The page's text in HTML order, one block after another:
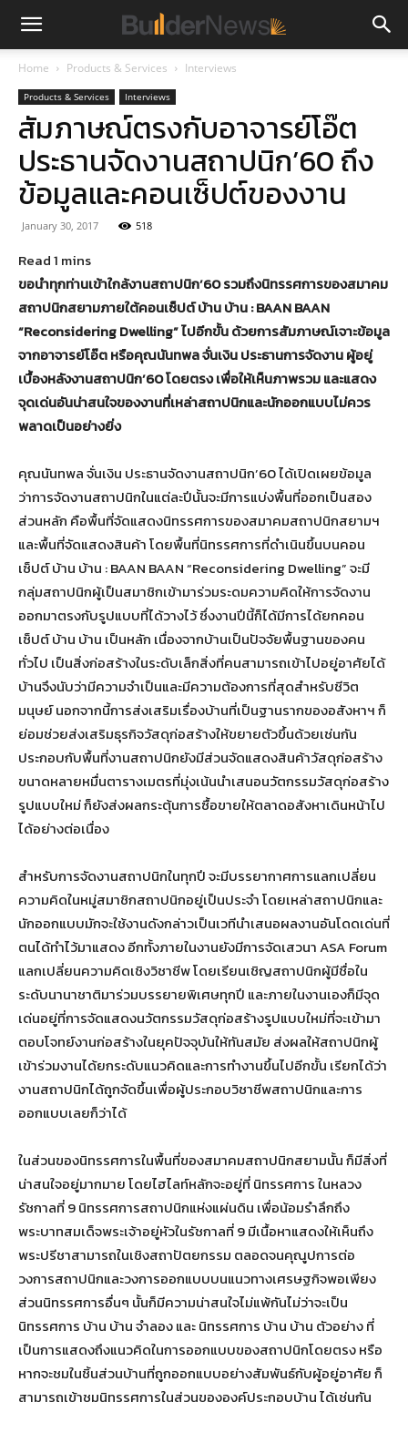
Home Products & Services Interviews
Products & Services Interviews
สัมภาษณ์ตรงกับอาจารย์โอ๊ต
ประธานจัดงานสถาปนิก’60 ถึง
ข้อมูลและคอนเซ็ปต์ของงาน
January 30, 2017 518
ขอนำทุกท่านเข้าใกล้งานสถาปนิก’60 รวมถึงนิทรรศการของสมาคม
สถาปนิกสยามภายใต้คอนเซ็ปต์ บ้าน บ้าน : BAAN BAAN
“Reconsidering Dwelling” ไปอีกขั้น ด้วยการสัมภาษณ์เจาะข้อมูล
จากอาจารย์โอ๊ต หรือคุณนันทพล จั่นเงิน ประธานการจัดงาน ผู้อยู่
เบื้องหลังงานสถาปนิก’60 โดยตรง เพื่อให้เห็นภาพรวม และแสดง
จุดเด่นอันน่าสนใจของงานที่เหล่าสถาปนิกและนักออกแบบไม่ควร
พลาดเป็นอย่างยิ่ง
คุณนันทพล จั่นเงิน ประธานจัดงานสถาปนิก’60 ได้เปิดเผยข้อมูล
ว่าการจัดงานสถาปนิกในแต่ละปีนั้นจะมีการแบ่งพื้นที่ออกเป็นสอง
ส่วนหลัก คือพื้นที่จัดแสดงนิทรรศการของสมาคมสถาปนิกสยามฯ
และพื้นที่จัดแสดงสินค้า โดยพื้นที่นิทรรศการที่ดำเนินขึ้นบนคอน
เซ็ปต์ บ้าน บ้าน : BAAN BAAN “Reconsidering Dwelling” จะมี
กลุ่มสถาปนิกผู้เป็นสมาชิกเข้ามาร่วมระดมความคิดให้การจัดงาน
ออกมาตรงกับรูปแบบที่ได้วางไว้ ซึ่งงานปีนี้ก็ได้มีการได้ยกคอน
เซ็ปต์ บ้าน บ้าน เป็นหลัก เนื่องจากบ้านเป็นปัจจัยพื้นฐานของคน
ทั่วไป เป็นสิ่งก่อสร้างในระดับเล็กสิ่งที่คนสามารถเข้าไปอยู่อาศัยได้
บ้านจึงนับว่ามีความจำเป็นและมีความต้องการที่สุดสำหรับชีวิต
มนุษย์ นอกจากนี้การส่งเสริมเรื่องบ้านที่เป็นฐานรากของอสังหาฯ ก็
ย่อมช่วยส่งเสริมธุรกิจวัสดุก่อสร้างให้ขยายตัวขึ้นด้วยเช่นกัน
ประกอบกับพื้นที่งานสถาปนิกยังมีส่วนจัดแสดงสินค้าวัสดุก่อสร้าง
ขนาดหลายหมื่นตารางเมตรที่มุ่งเน้นนำเสนอนวัตกรรมวัสดุก่อสร้าง
รูปแบบใหม่ ก็ยังส่งผลกระตุ้นการซื้อขายให้ตลาดอสังหาเดินหน้าไป
ได้อย่างต่อเนื่อง
สำหรับการจัดงานสถาปนิกในทุกปี จะมีบรรยากาศการแลกเปลี่ยน
ความคิดในหมู่สมาชิกสถาปนิกอยู่เป็นประจำ โดยเหล่าสถาปนิกและ
นักออกแบบมักจะใช้งานดังกล่าวเป็นเวทีนำเสนอผลงานอันโดดเด่นที่
ตนได้ทำไว้มาแสดง อีกทั้งภายในงานยังมีการจัดเสวนา ASA Forum
แลกเปลี่ยนความคิดเชิงวิชาชีพ โดยเรียนเชิญสถาปนิกผู้มีชื่อใน
ระดับนานาชาติมาร่วมบรรยายพิเศษทุกปี และภายในงานเองก็มีจุด
เด่นอยู่ที่การจัดแสดงนวัตกรรมวัสดุก่อสร้างรูปแบบใหม่ที่จะเข้ามา
ตอบโจทย์งานก่อสร้างในยุคปัจจุบันให้ทันสมัย ส่งผลให้สถาปนิกผู้
เข้าร่วมงานได้ยกระดับแนวคิดและการทำงานขึ้นไปอีกขั้น เรียกได้ว่า
งานสถาปนิกได้ถูกจัดขึ้นเพื่อผู้ประกอบวิชาชีพสถาปนิกและการ
ออกแบบเลยก็ว่าได้
ในส่วนของนิทรรศการในพื้นที่ของสมาคมสถาปนิกสยามนั้น ก็มีสิ่งที่
น่าสนใจอยู่มากมาย โดยไฮไลท์หลักจะอยู่ที่ นิทรรศการ ในหลวง
รัชกาลที่ 9 นิทรรศการสถาปนิกแห่งแผ่นดิน เพื่อน้อมรำลึกถึง
พระบาทสมเด็จพระเจ้าอยู่หัวในรัชกาลที่ 9 มีเนื้อหาแสดงให้เห็นถึง
พระปรีชาสามารถในเชิงสถาปัตยกรรม ตลอดจนคุณูปการต่อ
วงการสถาปนิกและวงการออกแบบบนแนวทางเศรษฐกิจพอเพียง
ส่วนนิทรรศการอื่นๆ นั้นก็มีความน่าสนใจไม่แพ้กันไม่ว่าจะเป็น
นิทรรศการ บ้าน บ้าน จำลอง และ นิทรรศการ บ้าน บ้าน ตัวอย่าง ที่
เป็นการแสดงถึงแนวคิดในการออกแบบของสถาปนิกโดยตรง หรือ
หากจะชมในชิ้นส่วนบ้านที่ถูกออกแบบอย่างสัมพันธ์กับผู้อยู่อาศัย ก็
สามารถเข้าชมนิทรรศการในส่วนขององค์ประกอบบ้าน ได้เช่นกัน